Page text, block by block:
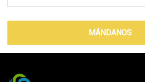
MÁNDANOS